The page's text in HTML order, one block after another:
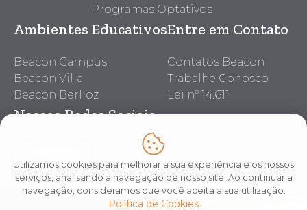
Programas Optativos
Ambientes Educativos
Beacon Campus
Beacon Villa
Beacon Berlioz
Entre em Contato
Contatos Beacon
Trabalhe Conosco
Lei nº 14.611
Nossas Redes Sociais
Utilizamos cookies para melhorar a sua experiência e os nossos
serviços, analisando a navegação de nosso site. Ao continuar a
navegação, consideramos que você aceita a sua utilização.
Política de Cookies